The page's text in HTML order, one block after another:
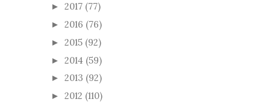
► 2017 (77)
► 2016 (76)
► 2015 (92)
► 2014 (59)
► 2013 (92)
► 2012 (110)